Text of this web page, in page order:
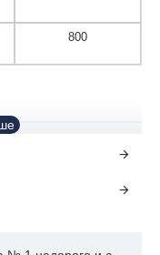
800